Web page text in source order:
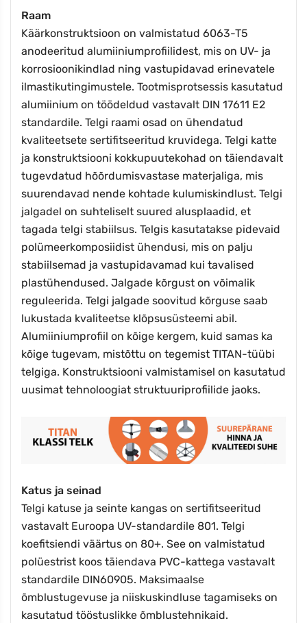
Raam
Käärkonstruktsioon on valmistatud 6063-T5
anodeeritud alumiiniumprofiilidest, mis on UV- ja
korrosioonikindlad ning vastupidavad erinevatele
ilmastikutingimustele. Tootmisprotsessis kasutatud
alumiinium on töödeldud vastavalt DIN 17611 E2
standardile. Telgi raami osad on ühendatud
kvaliteetsete sertifitseeritud kruvidega. Telgi katte
ja konstruktsiooni kokkupuutekohad on täiendavalt
tugevdatud hõõrdumisvastase materjaliga, mis
suurendavad nende kohtade kulumiskindlust. Telgi
jalgadel on suhteliselt suured alusplaadid, et
tagada telgi stabiilsus. Telgis kasutatakse pidevaid
polümeerkomposiidist ühendusi, mis on palju
stabiilsemad ja vastupidavamad kui tavalised
plastühendused. Jalgade kõrgust on võimalik
reguleerida. Telgi jalgade soovitud kõrguse saab
lukustada kvaliteetse klõpsusüsteemi abil.
Alumiiniumprofiil on kõige kergem, kuid samas ka
kõige tugevam, mistõttu on tegemist TITAN-tüübi
telgiga. Konstruktsiooni valmistamisel on kasutatud
uusimat tehnoloogiat struktuuriprofiilide jaoks.
Katus ja seinad
Telgi katuse ja seinte kangas on sertifitseeritud
vastavalt Euroopa UV-standardile 801. Telgi
koefitsiendi väärtus on 80+. See on valmistatud
polüestrist koos täiendava PVC-kattega vastavalt
standardile DIN60905. Maksimaalse
õmblustugevuse ja niiskuskindluse tagamiseks on
kasutatud tööstuslikke õmblustehnikaid.